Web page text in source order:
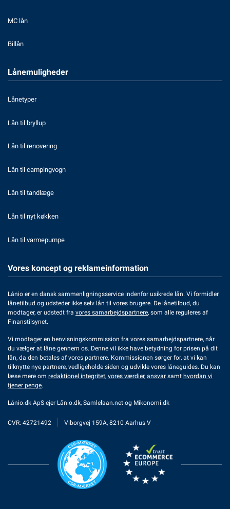
MC lån
Billån
Lånemuligheder
Lånetyper
Lån til bryllup
Lån til renovering
Lån til campingvogn
Lån til tandlæge
Lån til nyt køkken
Lån til varmepumpe
Vores koncept og reklameinformation
Lånio er en dansk sammenligningsservice indenfor usikrede lån. Vi formidler
lånetilbud og udsteder ikke selv lån til vores brugere. De lånetilbud, du
modtager, er udstedt fra vores samarbejdspartnere, som alle reguleres af
Finanstilsynet.
Vi modtager en henvisningskommission fra vores samarbejdspartnere, når
du vælger at låne gennem os. Denne vil ikke have betydning for prisen på dit
lån, da den betales af vores partnere. Kommissionen sørger for, at vi kan
tilknytte nye partnere, vedligeholde siden og udvikle vores låneguides. Du kan
læse mere om redaktionel integritet, vores værdier, ansvar samt hvordan vi
tjener penge.
Lånio.dk ApS ejer Lånio.dk, Samlelaan.net og Mikonomi.dk
CVR: 42721492 Viborgvej 159A, 8210 Aarhus V